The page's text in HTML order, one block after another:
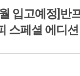
입고예정]반
스페셜 에디션